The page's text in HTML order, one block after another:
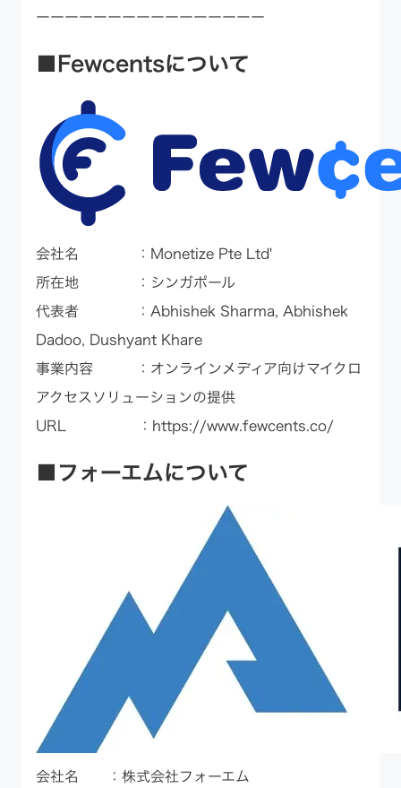
ーーーーーーーーーーーーーーーー
■Fewcentsについて
会社名 ：Monetize Pte Ltd'
所在地 ：シンガポール
代表者 ：Abhishek Sharma, Abhishek
Dadoo, Dushyant Khare
事業内容 ：オンラインメディア向けマイクロ
アクセスソリューションの提供
URL ： https://www.fewcents.co/
■フォーエムについて
会社名 ：株式会社フォーエム